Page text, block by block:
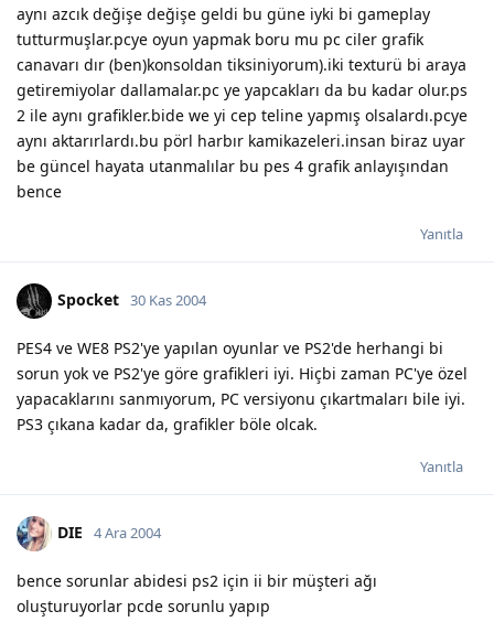
aynı azcık değişe değişe geldi bu güne iyki bi gameplay
tutturmuşlar.pcye oyun yapmak boru mu pc ciler grafik
canavarı dır (ben)konsoldan tiksiniyorum).iki texturü bi araya
getiremiyolar dallamalar.pc ye yapcakları da bu kadar olur.ps
2 ile aynı grafikler.bide we yi cep teline yapmış olsalardı.pcye
aynı aktarırlardı.bu pörl harbır kamikazeleri.insan biraz uyar
be güncel hayata utanmalılar bu pes 4 grafik anlayışından
bence
Yanıtla
Spocket 30 Kas 2004
PES4 ve WE8 PS2'ye yapılan oyunlar ve PS2'de herhangi bi
sorun yok ve PS2'ye göre grafikleri iyi. Hiçbi zaman PC'ye özel
yapacaklarını sanmıyorum, PC versiyonu çıkartmaları bile iyi.
PS3 çıkana kadar da, grafikler böle olcak.
Yanıtla
DIE 4 Ara 2004
bence sorunlar abidesi ps2 için ii bir müşteri ağı
oluşturuyorlar pcde sorunlu yapıp